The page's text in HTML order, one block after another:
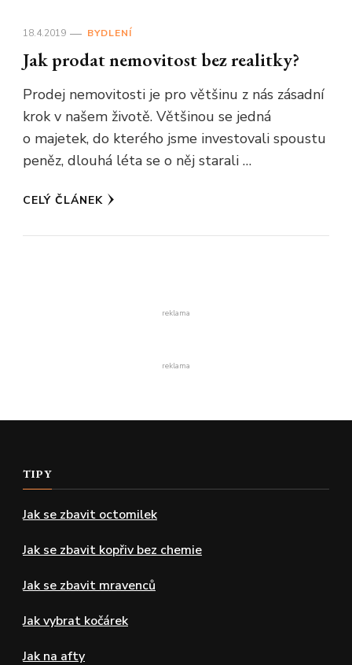
18.4.2019 BYDLENÍ
Jak prodat nemovitost bez realitky?
Prodej nemovitosti je pro většinu z nás zásadní
krok v našem životě. Většinou se jedná
o majetek, do kterého jsme investovali spoustu
peněz, dlouhá léta se o něj starali …
CELÝ ČLÁNEK
reklama
reklama
TIPY
Jak se zbavit octomilek
Jak se zbavit kopřiv bez chemie
Jak se zbavit mravenců
Jak vybrat kočárek
Jak na afty